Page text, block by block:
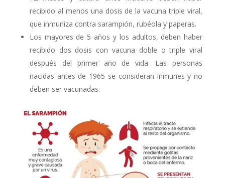
recibido al menos una dosis de la vacuna triple viral,
que inmuniza contra sarampión, rubéola y paperas.
Los mayores de 5 años y los adultos, deben haber
recibido dos dosis con vacuna doble o triple viral
después del primer año de vida. Las personas
nacidas antes de 1965 se consideran inmunes y no
deben ser vacunadas.